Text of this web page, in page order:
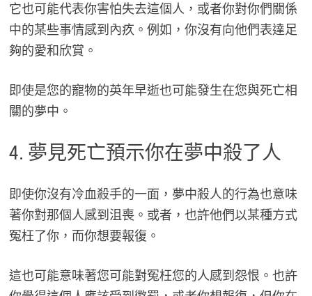
它也可能代表你害怕失去這個人，或者你對你們關係
中的某些事情感到內疚。例如，你沒有向他們表達足
夠的愛和欣賞。
即使是您的寵物的英年早逝也可能發生在您與死亡相
關的夢中。
4. 夢見死亡預示你在夢中殺了人
即使你沒有冷血殺手的一面，夢中殺人的行為也意味
著你對那個人感到沮喪。或者，也許他們以某種方式
冤枉了你，而你想要報復。
這也可能意味著您可能對冤枉您的人感到怨恨。也許